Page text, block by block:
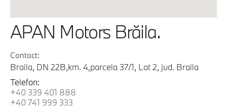
APAN Motors Brăila.
Contact:
Braila, DN 22B,km. 4,parcela 37/1, Lot 2, jud. Braila
Telefon:
+40 339 401 888
+40 741 999 333